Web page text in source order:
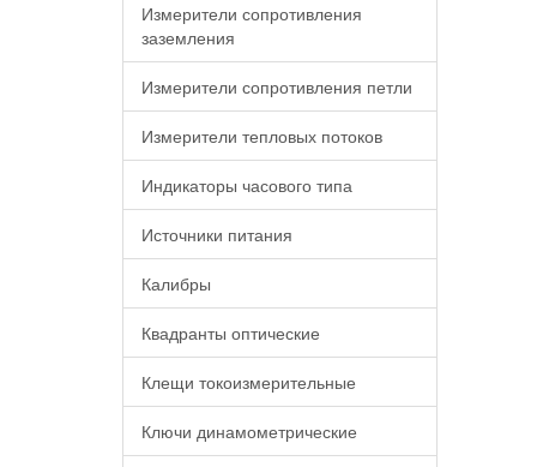
Измерители сопротивления
заземления
Измерители сопротивления петли
Измерители тепловых потоков
Индикаторы часового типа
Источники питания
Калибры
Квадранты оптические
Клещи токоизмерительные
Ключи динамометрические